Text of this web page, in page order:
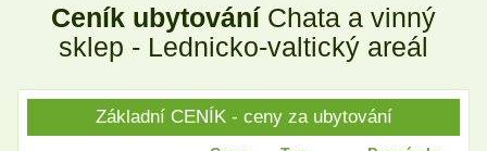
Ceník ubytování Chata a vinný
sklep - Lednicko-valtický areál
Základní CENÍK - ceny za ubytování